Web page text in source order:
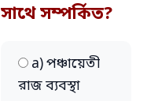
সাথে সম্পর্কিত?
a) পঞ্চায়েতী
রাজ ব্যবস্থা